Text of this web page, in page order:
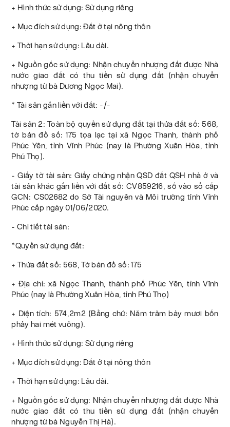
+ Hình thức sử dụng: Sử dụng riêng
+ Mục đích sử dụng: Đất ở tại nông thôn
+ Thời hạn sử dụng: Lâu dài.
+ Nguồn gốc sử dụng: Nhận chuyển nhượng đất được Nhà
nước giao đất có thu tiền sử dụng đất (nhận chuyển
nhượng từ bà Dương Ngọc Mai).
* Tài sản gắn liền với đất: -/-
Tài sản 2: Toàn bộ quyền sử dụng đất tại thửa đất số: 568,
tờ bản đồ số: 175 tọa lạc tại xã Ngọc Thanh, thành phố
Phúc Yên, tỉnh Vĩnh Phúc (nay là Phường Xuân Hòa, tỉnh
Phú Thọ).
- Giấy tờ tài sản: Giấy chứng nhận QSD đất QSH nhà ở và
tài sản khác gắn liền với đất số: CV859216, số vào sổ cấp
GCN: CS02682 do Sở Tài nguyên và Môi trường tỉnh Vĩnh
Phúc cấp ngày 01/06/2020.
- Chi tiết tài sản:
*Quyền sử dụng đất:
+ Thửa đất số: 568, Tờ bản đồ số: 175
+ Địa chỉ: xã Ngọc Thanh, thành phố Phúc Yên, tỉnh Vĩnh
Phúc (nay là Phường Xuân Hòa, tỉnh Phú Thọ)
+ Diện tích: 574,2m2 (Bằng chữ: Năm trăm bảy mươi bốn
phảy hai mét vuông).
+ Hình thức sử dụng: Sử dụng riêng
+ Mục đích sử dụng: Đất ở tại nông thôn
+ Thời hạn sử dụng: Lâu dài.
+ Nguồn gốc sử dụng: Nhận chuyển nhượng đất được Nhà
nước giao đất có thu tiền sử dụng đất (nhận chuyển
nhượng từ bà Nguyễn Thị Hà).